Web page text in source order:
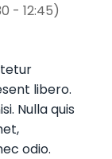
- 12:45)
libero.
Nulla quis
odio.